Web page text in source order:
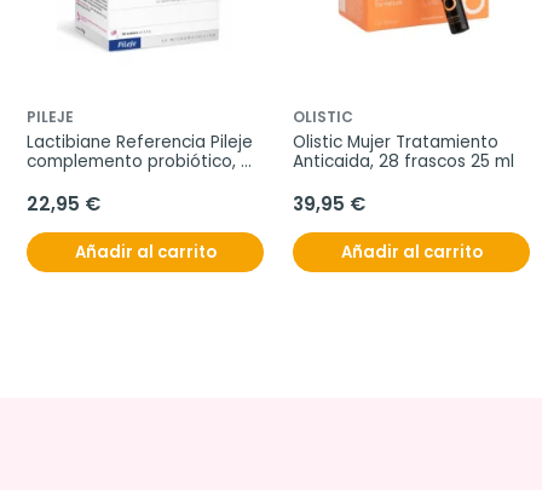
PILEJE
Lactibiane Referencia Pileje
complemento probiótico,
22,95 €
Añadir al carrito
OLISTIC
Olistic Mujer Tratamiento
Anticaida, 28 frascos 25 ml
39,95 €
Añadir al carrito